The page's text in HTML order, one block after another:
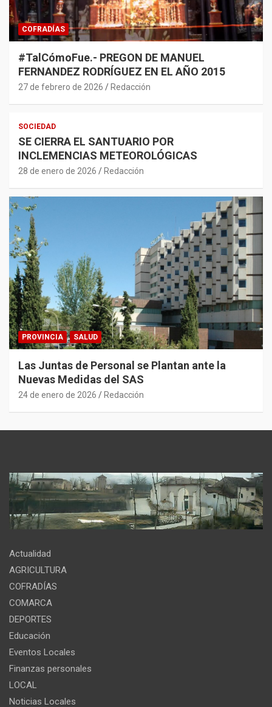
COFRADÍAS
#TalCómoFue.- PREGON DE MANUEL
FERNANDEZ RODRÍGUEZ EN EL AÑO 2015
27 de febrero de 2026 Redacción
SOCIEDAD
SE CIERRA EL SANTUARIO POR
INCLEMENCIAS METEOROLÓGICAS
28 de enero de 2026 Redacción
PROVINCIA SALUD
Las Juntas de Personal se Plantan ante la
Nuevas Medidas del SAS
24 de enero de 2026 Redacción
Actualidad
AGRICULTURA
COFRADÍAS
COMARCA
DEPORTES
Educación
Eventos Locales
Finanzas personales
LOCAL
Noticias Locales